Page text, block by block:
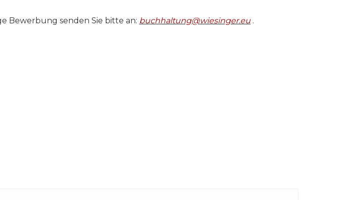
Bewerbung senden Sie bitte an: buchhaltung@wiesinger.eu .